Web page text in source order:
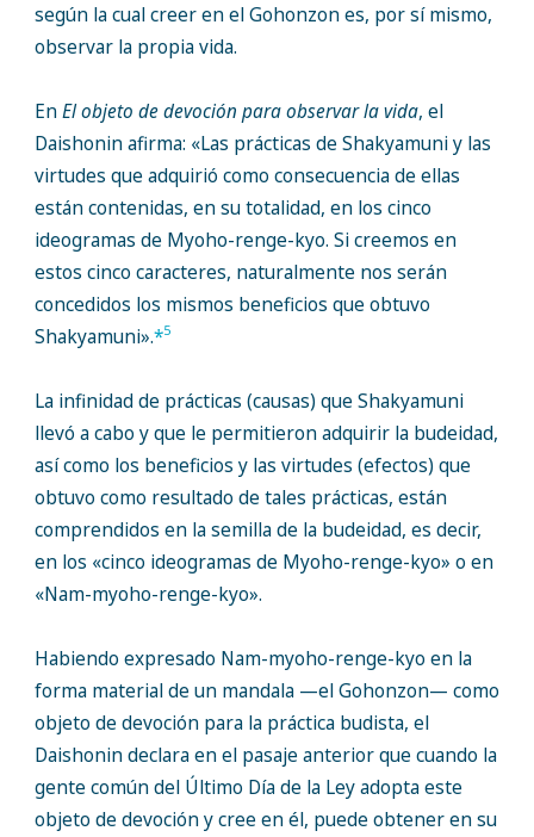
según la cual creer en el Gohonzon es, por sí mismo,
observar la propia vida.
EnEl objeto de devoción para observar la vida, el
Daishonin afirma: «Las prácticas de Shakyamuni y las
virtudes que adquirió como consecuencia de ellas
están contenidas, en su totalidad, en los cinco
ideogramas de Myoho-renge-kyo. Si creemos en
estos cinco caracteres, naturalmente nos serán
concedidos los mismos beneficios que obtuvo
Shakyamuni».*5
La infinidad de prácticas (causas) que Shakyamuni
llevó a cabo y que le permitieron adquirir la budeidad,
así como los beneficios y las virtudes (efectos) que
obtuvo como resultado de tales prácticas, están
comprendidos en la semilla de la budeidad, es decir,
en los «cinco ideogramas de Myoho-renge-kyo» o en
«Nam-myoho-renge-kyo».
Habiendo expresado Nam-myoho-renge-kyo en la
forma material de un mandala —el Gohonzon— como
objeto de devoción para la práctica budista, el
Daishonin declara en el pasaje anterior que cuando la
gente común del Último Día de la Ley adopta este
objeto de devoción y cree en él, puede obtener en su